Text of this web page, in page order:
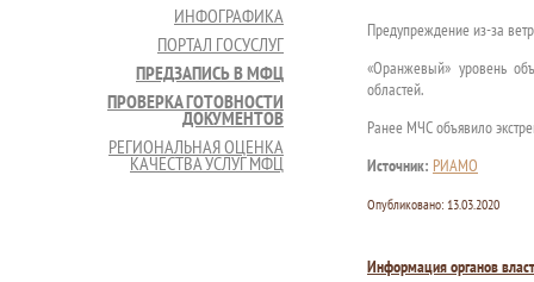
ИНФОГРАФИКА
ПОРТАЛ ГОСУСЛУГ
ПРЕДЗАПИСЬ В МФЦ
ПРОВЕРКА ГОТОВНОСТИ
ДОКУМЕНТОВ
РЕГИОНАЛЬНАЯ ОЦЕНКА
КАЧЕСТВА УСЛУГ МФЦ
Предупреждение из-за
«Оранжевый» уровень
областей.
Ранее МЧС объявило
Источник: РИАМО
Опубликовано: 13.03.2020
Информация органов